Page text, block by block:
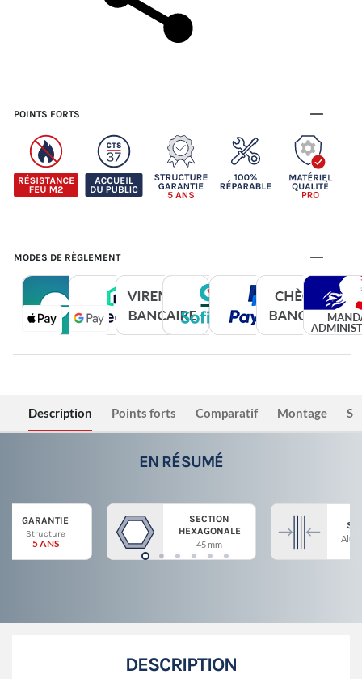
POINTS FORTS
MODES DE RÈGLEMENT
Description Points forts Comparatif Montage
EN RÉSUMÉ
GARANTIE
Structure
5 ANS
SECTION
HEXAGONALE
45 mm
DESCRIPTION